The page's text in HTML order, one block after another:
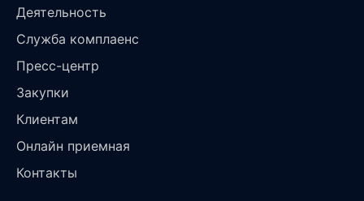
Деятельность
Служба комплаенс
Пресс-центр
Закупки
Клиентам
Онлайн приемная
Контакты